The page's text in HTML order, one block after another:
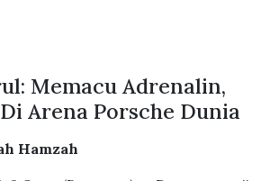
Memacu Adrenalin,
Arena Porsche Dunia
Hamzah